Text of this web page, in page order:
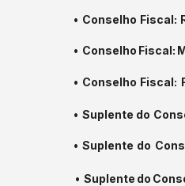
• Conselho Fiscal:
• Conselho Fiscal:
• Conselho Fiscal:
• Suplente do
• Suplente do
• Suplente do